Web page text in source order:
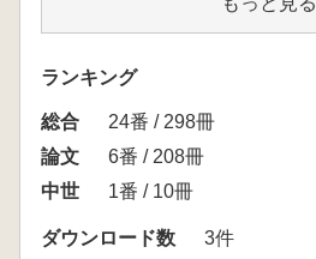
ランキング
総合
24番 / 298冊
論文
6番 / 208冊
中世
1番 / 10冊
ダウンロード数 3件